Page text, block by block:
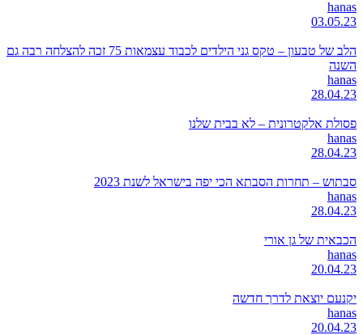
hanas
03.05.23
הלב של טבעון – טקס גני הילדים לכבוד עצמאות 75 זכה להצלחה רבה גם
השנה
hanas
28.04.23
פסולת אלקטרונית – לא בבית שלנו
hanas
28.04.23
סבתוש – תחרות הסבתא הכי יפה בישראל לשנת 2023
hanas
28.04.23
הכבאית של גן אורי
hanas
20.04.23
יקנעם יוצאת לדרך חדשה
hanas
20.04.23